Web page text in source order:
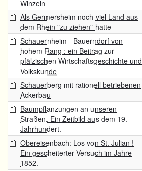
Winzeln
Als Germersheim noch viel Land aus
dem Rhein "zu ziehen" hatte
Schauernheim - Bauerndorf von
hohem Rang : ein Beitrag zur
pfälzischen Wirtschaftsgeschichte und
Volkskunde
Schauerberg mit rationell betriebenen
Ackerbau
Baumpflanzungen an unseren
Straßen. Ein Zeitbild aus dem 19.
Jahrhundert.
Obereisenbach: Los von St. Julian !
Ein gescheiterter Versuch im Jahre
1852.